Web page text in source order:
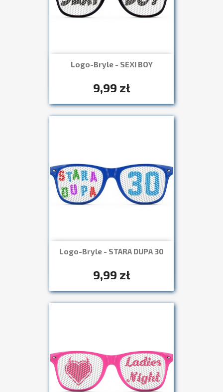
Logo-Bryle - SEXI BOY
9,99 zł
Szybki podgląd
Logo-Bryle - STARA DUPA 30
9,99 zł
Szybki podgląd